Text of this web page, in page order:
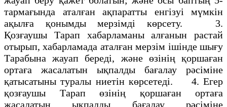
тармағында аталған ақпаратты енгiзуi мүмкiн
ақылға қонымды мерзiмдi көрсету. 3.
Қозғаушы Тарап хабарламаны алғанын растай
отырып, хабарламада аталған мерзiм iшiнде шығу
Тарабына жауап бередi, және өзiнің қоршаған
ортаға жасалатын ықпалды бағалау рәсiмiне
қатысатыны туралы ниетiн көрсетедi. 4. Егер
қозғаушы Тарап өзiнiң қоршаған ортаға
жасалатын ықпалды бағалау рәсiмiне